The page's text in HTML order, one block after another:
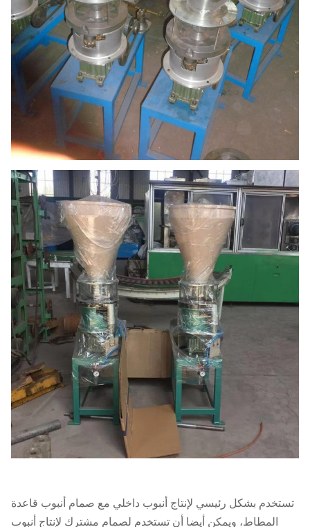
تستخدم بشكل رئيسي لإنتاج أنبوب داخلي مع صمام أنبوب قاعدة
المطاط، ويمكن أيضا أن تستخدم لصمام مشترك لإنتاج أنبوب